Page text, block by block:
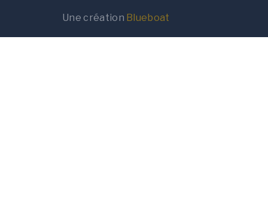
Une création Blueboat